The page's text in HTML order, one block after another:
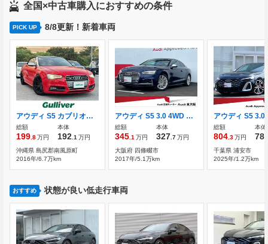
全国×中古車購入におすすめの条件
PICK UP 8/8更新！新着車両
アウディ S5 カブリオレ フルセグTV BT バックカメラ ETC
総額
199 .8万円
本体
192 .1 万円
沖縄県 島尻郡南風原町
2016年/6.7万km
アウディ S5 3.0 4WD サンルーフ/レザー＆Sヒーター/ダイナミッ
総額
345 .1 万円
本体
327 .7万円
大阪府 四條畷市
2017年/5.1万km
総額
804 .3万円
本体
千葉県 浦安市
2025年/1.2万km
おすすめ 状態が良い低走行車両